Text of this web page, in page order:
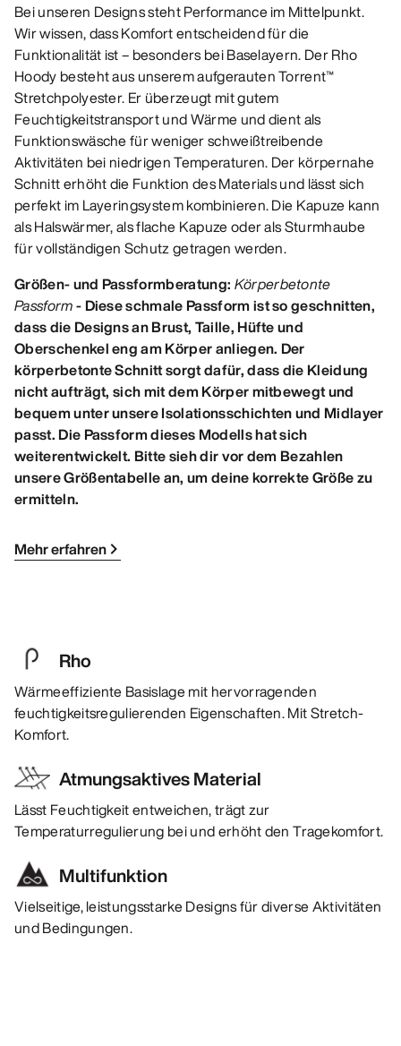
Bei unseren Designs steht Performance im Mittelpunkt.
Wir wissen, dass Komfort entscheidend für die
Funktionalität ist – besonders bei Baselayern. Der Rho
Hoody besteht aus unserem aufgerauten Torrent™
Stretchpolyester. Er überzeugt mit gutem
Feuchtigkeitstransport und Wärme und dient als
Funktionswäsche für weniger schweißtreibende
Aktivitäten bei niedrigen Temperaturen. Der körpernahe
Schnitt erhöht die Funktion des Materials und lässt sich
perfekt im Layeringsystem kombinieren. Die Kapuze kann
als Halswärmer, als flache Kapuze oder als Sturmhaube
für vollständigen Schutz getragen werden.
Größen- und Passformberatung: Körperbetonte
Passform- Diese schmale Passform ist so geschnitten,
dass die Designs an Brust, Taille, Hüfte und
Oberschenkel eng am Körper anliegen. Der
körperbetonte Schnitt sorgt dafür, dass die Kleidung
nicht aufträgt, sich mit dem Körper mitbewegt und
bequem unter unsere Isolationsschichten und Midlayer
passt. Die Passform dieses Modells hat sich
weiterentwickelt. Bitte sieh dir vor dem Bezahlen
unsere Größentabelle an, um deine korrekte Größe zu
ermitteln.
Mehr erfahren
Rho
Wärmeeffiziente Basislage mit hervorragenden
feuchtigkeitsregulierenden Eigenschaften. Mit Stretch-
Komfort.
Atmungsaktives Material
Lässt Feuchtigkeit entweichen, trägt zur
Temperaturregulierung bei und erhöht den Tragekomfort.
Multifunktion
Vielseitige, leistungsstarke Designs für diverse Aktivitäten
und Bedingungen.